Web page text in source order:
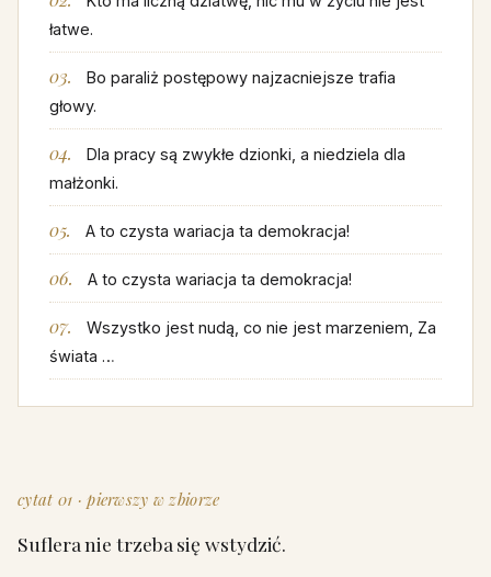
łatwe.
Bo paraliż postępowy najzacniejsze trafia
głowy.
Dla pracy są zwykłe dzionki, a niedziela dla
małżonki.
A to czysta wariacja ta demokracja!
A to czysta wariacja ta demokracja!
Wszystko jest nudą, co nie jest marzeniem, Za
świata …
cytat 01 · pierwszy w zbiorze
Suflera nie trzeba się wstydzić.